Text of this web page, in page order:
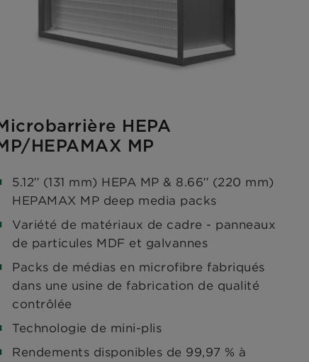
HEPA
HEPAMAX MP
5.12′′ (131 mm) HEPA MP & 8.66′′ (220 mm)
HEPAMAX MP deep media packs
Variété de matériaux de cadre - panneaux
de particules MDF et galvannes
Packs de médias en microfibre fabriqués
dans une usine de fabrication de qualité
contrôlée
Technologie de mini-plis
Rendements disponibles de 99,97 % à